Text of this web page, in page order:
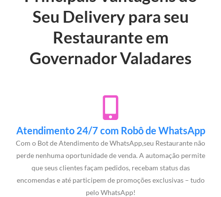
Seu Delivery para seu
Restaurante em
Governador Valadares
Atendimento 24/7 com Robô de WhatsApp
Com o Bot de Atendimento de WhatsApp,seu Restaurante não
perde nenhuma oportunidade de venda. A automação permite
que seus clientes façam pedidos, recebam status das
encomendas e até participem de promoções exclusivas – tudo
pelo WhatsApp!